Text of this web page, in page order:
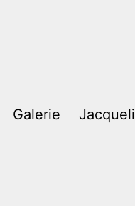
Galerie